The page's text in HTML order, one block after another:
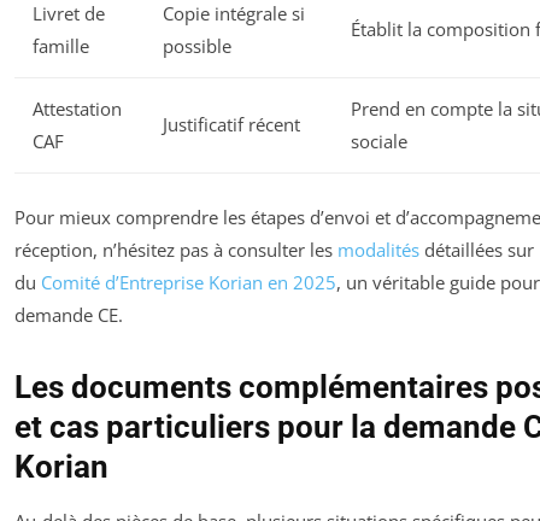
Livret de
famille
Copie intégrale si
possible
Établit la composition
Attestation
CAF
Justificatif récent
Prend en compte la
sociale
Pour mieux comprendre les étapes d’envoi et
réception, n’hésitez pas à consulter les modalités détaillées
du Comité d’Entreprise Korian en 2025, un véritable guide
demande CE.
Les documents complémentaires
et cas particuliers pour la demande
Korian